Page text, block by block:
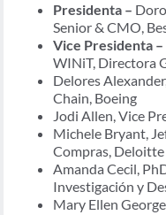
Presidenta –
Senior & CMO,
Vice Presidenta –
WINiT, Directora
Delores
Chain, Boeing
Jodi Allen, Vice
Michele Bryant,
Compras, Deloitte
Amanda Cecil,
Investigación y
Mary Ellen